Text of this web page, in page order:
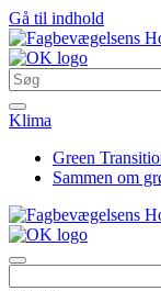
Gå til indhold
Klima
Green
Sammen om